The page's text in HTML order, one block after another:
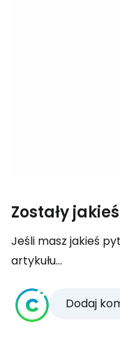
Zostały
Jeśli masz jakieś
artykułu...
Dodaj